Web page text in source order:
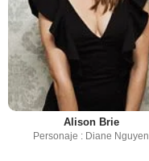
Alison Brie
Personaje : Diane Nguyen